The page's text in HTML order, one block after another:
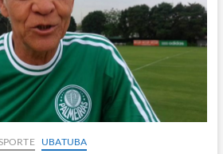
UBATUBA